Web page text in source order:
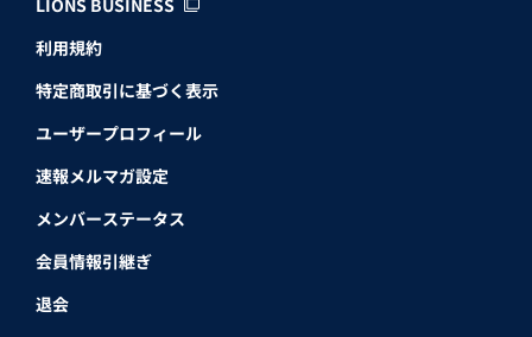
LIONS BUSINESS
利用規約
特定商取引に基づく表示
ユーザープロフィール
速報メルマガ設定
メンバーステータス
会員情報引継ぎ
退会